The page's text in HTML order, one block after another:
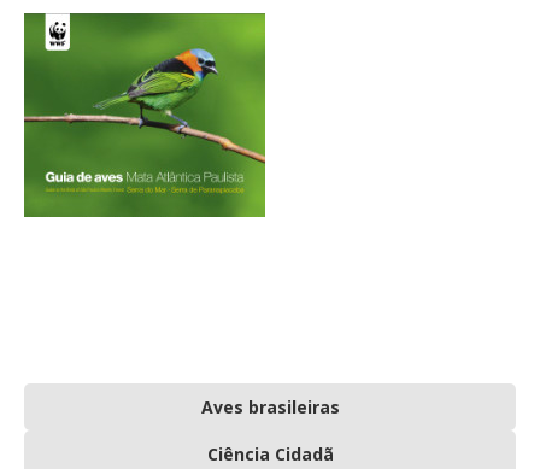
Aves brasileiras
Ciência Cidadã